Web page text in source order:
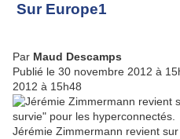
Sur Europe1
Par Maud Descamps
Publié le 30 novembre 2012 à
2012 à 15h48
Jérémie Zimmermann revient